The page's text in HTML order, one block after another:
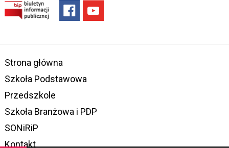
Strona główna
Szkoła Podstawowa
Przedszkole
Szkoła Branżowa i PDP
SONiRiP
Kontakt